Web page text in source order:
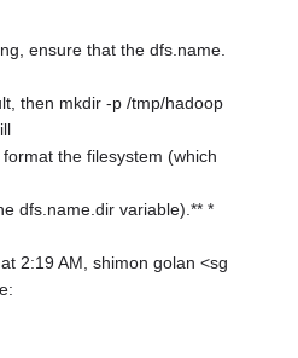
ensure that the dfs.name.
then mkdir -p /tmp/hadoop
the filesystem (which
dfs.name.dir variable).** *
2:19 AM, shimon golan <sg